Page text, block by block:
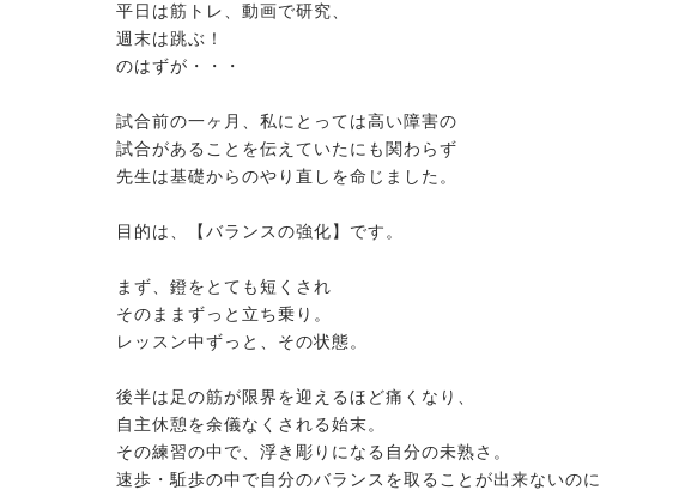
平日は筋トレ、動画で研究、
週末は跳ぶ！
のはずが・・・
試合前の一ヶ月、私にとっては高い障害の
試合があることを伝えていたにも関わらず
先生は基礎からのやり直しを命じました。
目的は、【バランスの強化】です。
まず、鐙をとても短くされ
そのままずっと立ち乗り。
レッスン中ずっと、その状態。
後半は足の筋が限界を迎えるほど痛くなり、
自主休憩を余儀なくされる始末。
その練習の中で、浮き彫りになる自分の未熟さ。
速歩・駈歩の中で自分のバランスを取ることが出来ないのに